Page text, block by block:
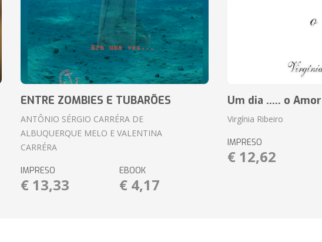
ENTRE ZOMBIES E TUBARÕES
ANTÔNIO SÉRGIO CARRÉRA DE
ALBUQUERQUE MELO E VALENTINA
CARRÉRA
IMPRESO
€ 13,33
EBOOK
€ 4,17
Um dia ..... o Amor
Virgínia Ribeiro
IMPRESO
€ 12,62